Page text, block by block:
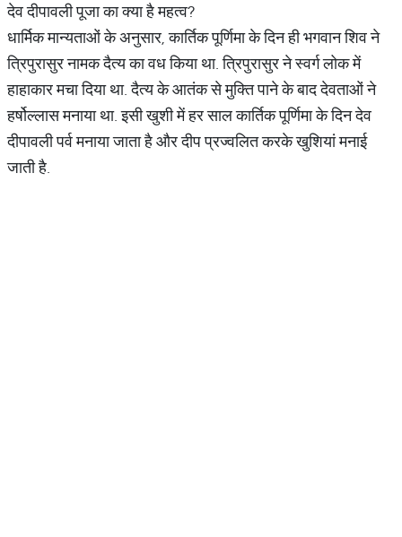
देव दीपावली पूजा का क्या है महत्व?
धार्मिक मान्यताओं के अनुसार, कार्तिक पूर्णिमा के दिन ही भगवान शिव ने
त्रिपुरासुर नामक दैत्य का वध किया था. त्रिपुरासुर ने स्वर्ग लोक में
हाहाकार मचा दिया था. दैत्य के आतंक से मुक्ति पाने के बाद देवताओं ने
हर्षोल्लास मनाया था. इसी खुशी में हर साल कार्तिक पूर्णिमा के दिन देव
दीपावली पर्व मनाया जाता है और दीप प्रज्वलित करके खुशियां मनाई
जाती है.